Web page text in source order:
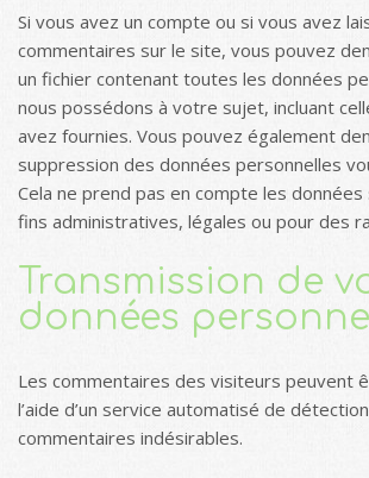
Si vous avez un compte ou si vous avez
commentaires sur le site, vous pouvez
un fichier contenant toutes les données
nous possédons à votre sujet, incluant
avez fournies. Vous pouvez également
suppression des données personnelles
Cela ne prend pas en compte les
fins administratives, légales ou pour des
Transmission de
données
Les commentaires des visiteurs peuvent
l’aide d’un service automatisé de
commentaires indésirables.